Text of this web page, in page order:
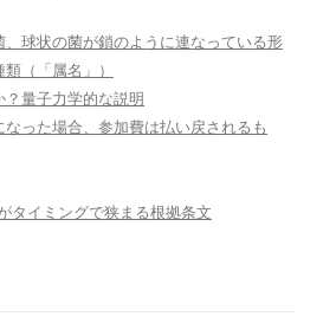
球状の菌が鎖のように連なっている形
（「属名」）
量子力学的な説明
った場合、参加費は払い戻されるも
タイミングで狭まる根拠条文